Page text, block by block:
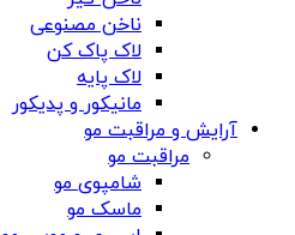
ناخن مصنوعی
لاک پاک کن
لاک پایه
مانیکور و پدیکور
آرایش و مراقبت مو
مراقبت مو
شامپوی مو
ماسک مو